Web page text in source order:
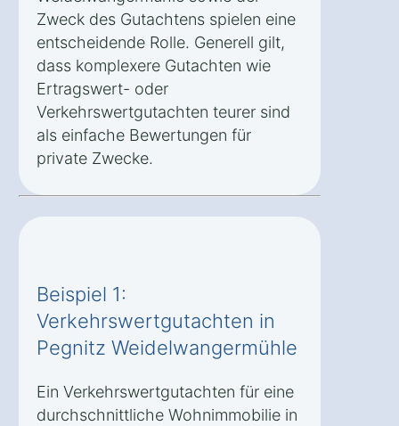
Zweck des Gutachtens spielen eine
entscheidende Rolle. Generell gilt,
dass komplexere Gutachten wie
Ertragswert- oder
Verkehrswertgutachten teurer sind
als einfache Bewertungen für
private Zwecke.
Beispiel 1:
Verkehrswertgutachten in
Pegnitz Weidelwangermühle
Ein Verkehrswertgutachten für eine
durchschnittliche Wohnimmobilie in